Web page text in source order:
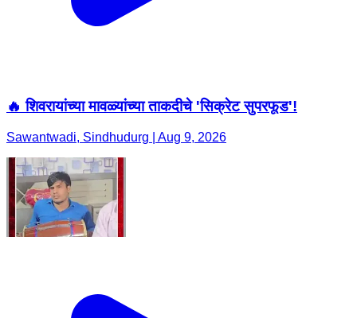
🔥 शिवरायांच्या मावळ्यांच्या ताकदीचे 'सिक्रेट सुपरफूड'!
Sawantwadi, Sindhudurg | Aug 9, 2026